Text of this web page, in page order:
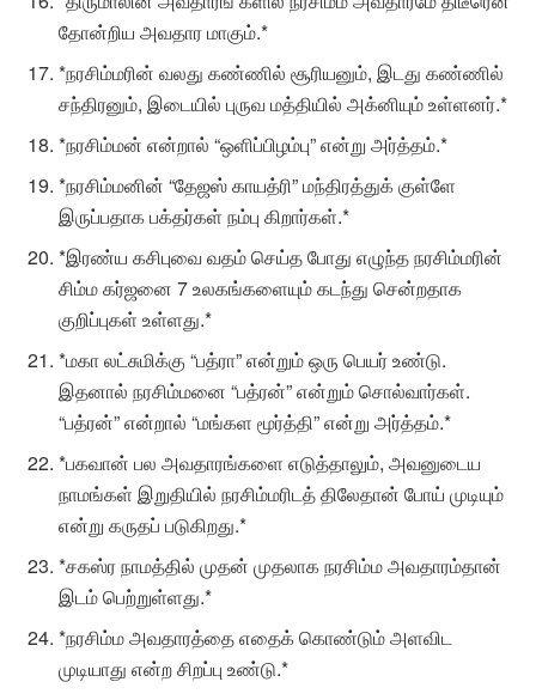
தோன்றிய அவதார மாகும்.*
*நரசிம்மரின் வலது கண்ணில் சூரியனும், இடது கண்ணில்
சந்திரனும், இடையில் புருவ மத்தியில் அக்னியும் உள்ளனர்.*
*நரசிம்மன் என்றால் “ஒளிப்பிழம்பு” என்று அர்த்தம்.*
*நரசிம்மனின் “தேஜஸ் காயத்ரி” மந்திரத்துக் குள்ளே
இருப்பதாக பக்தர்கள் நம்பு கிறார்கள்.*
*இரண்ய கசிபுவை வதம் செய்த போது எழுந்த நரசிம்மரின்
சிம்ம கர்ஜனை 7 உலகங்களையும் கடந்து சென்றதாக
குறிப்புகள் உள்ளது.*
*மகா லட்சுமிக்கு “பத்ரா” என்றும் ஒரு பெயர் உண்டு.
இதனால் நரசிம்மனை “பத்ரன்” என்றும் சொல்வார்கள்.
“பத்ரன்” என்றால் “மங்கள மூர்த்தி” என்று அர்த்தம்.*
*பகவான் பல அவதாரங்களை எடுத்தாலும், அவனுடைய
நாமங்கள் இறுதியில் நரசிம்மரிடத் திலேதான் போய் முடியும்
என்று கருதப் படுகிறது.*
*சகஸ்ர நாமத்தில் முதன் முதலாக நரசிம்ம அவதாரம்தான்
இடம் பெற்றுள்ளது.*
*நரசிம்ம அவதாரத்தை எதைக் கொண்டும் அளவிட
முடியாது என்ற சிறப்பு உண்டு.*